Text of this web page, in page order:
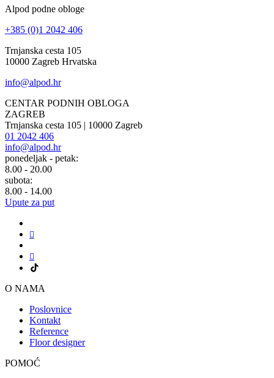
Alpod podne obloge
+385 (0)1 2042 406
Trnjanska cesta 105
10000 Zagreb Hrvatska
info@alpod.hr
CENTAR PODNIH OBLOGA
ZAGREB
Trnjanska cesta 105 | 10000 Zagreb
01 2042 406
info@alpod.hr
ponedeljak - petak:
8.00 - 20.00
subota:
8.00 - 14.00
Upute za put
O NAMA
Poslovnice
Kontakt
Reference
Floor designer
POMOĆ